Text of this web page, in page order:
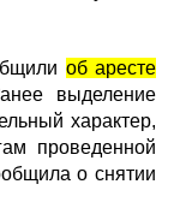
об аресте
выделение
характер,
проведенной
о снятии